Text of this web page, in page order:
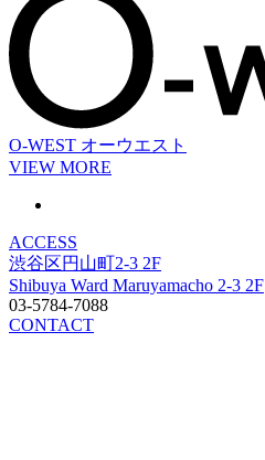
O-WEST オーウエスト
VIEW MORE
ACCESS
渋谷区円山町2-3 2F
Shibuya Ward Maruyamacho 2-3 2F
03-5784-7088
CONTACT